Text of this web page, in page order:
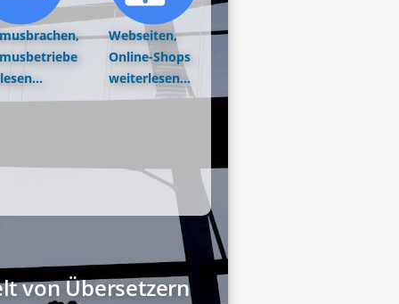
Webseiten,
Online-Shops
weiterlesen...
von Übersetzern